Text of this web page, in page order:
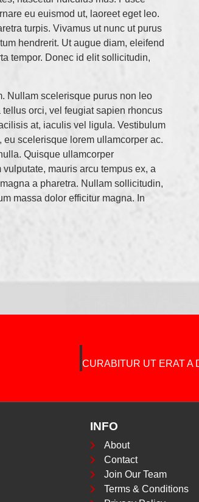
eu euismod ut, laoreet eget leo.
turpis. Vivamus ut nunc ut purus
hendrerit. Ut augue diam, eleifend
tempor. Donec id elit sollicitudin,
Nullam scelerisque purus non leo
orci, vel feugiat sapien rhoncus
at, iaculis vel ligula. Vestibulum
scelerisque lorem ullamcorper ac.
Quisque ullamcorper
mauris arcu tempus ex, a
a pharetra. Nullam sollicitudin,
massa dolor efficitur magna. In
INFO
About
Contact
Join Our Team
Terms & Conditions